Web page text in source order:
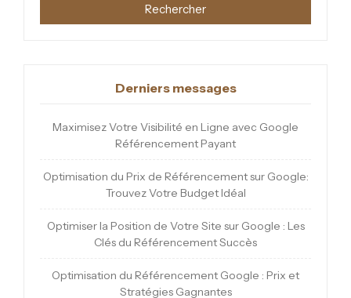
Rechercher
Derniers messages
Maximisez Votre Visibilité en Ligne avec Google
Référencement Payant
Optimisation du Prix de Référencement sur Google:
Trouvez Votre Budget Idéal
Optimiser la Position de Votre Site sur Google : Les
Clés du Référencement Succès
Optimisation du Référencement Google : Prix et
Stratégies Gagnantes